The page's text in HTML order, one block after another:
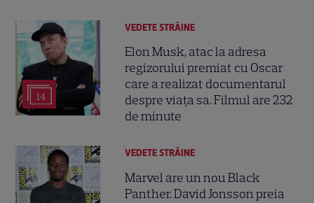
14
VEDETE STRĂINE
Elon Musk, atac la adresa
regizorului premiat cu Oscar
care a realizat documentarul
despre viața sa. Filmul are 232
de minute
VEDETE STRĂINE
Marvel are un nou Black
Panther. David Jonsson preia